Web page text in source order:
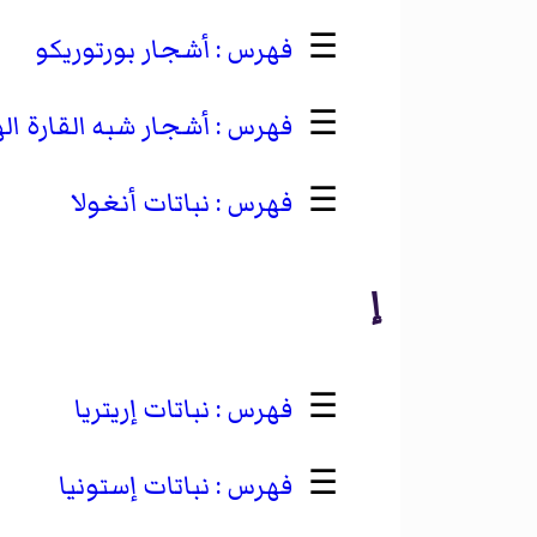
☰
أشجار بورتوريكو
☰
أشجار شبه القارة
☰
نباتات أنغولا
إ
☰
نباتات إريتريا
☰
نباتات إستونيا